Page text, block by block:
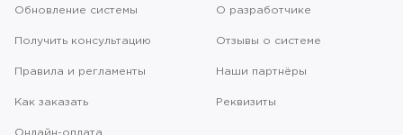
Обновление системы
Получить консультацию
Правила и регламенты
Как заказать
Онлайн-оплата
О разработчике
Отзывы о системе
Наши партнёры
Реквизиты